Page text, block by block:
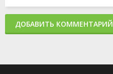
ДОБАВИТЬ КОММЕНТАРИЙ